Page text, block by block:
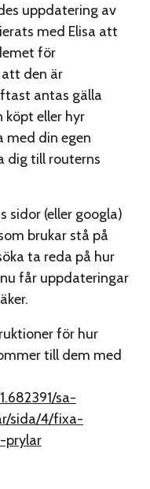
uppdatering av
med Elisa att
för
den är
antas gälla
köpt eller hyr
med din egen
dig till routerns
sidor (eller googla)
brukar stå på
ta reda på hur
får uppdateringar
för hur
till dem med
sa-
sida/4/fixa-
prylar